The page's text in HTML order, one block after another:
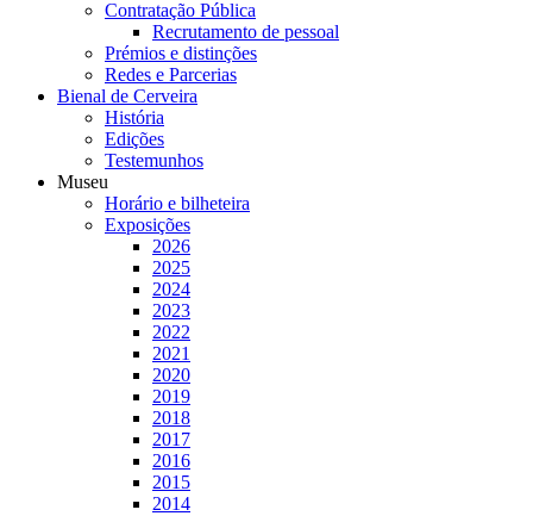
Contratação Pública
Recrutamento de pessoal
Prémios e distinções
Redes e Parcerias
Bienal de Cerveira
História
Edições
Testemunhos
Museu
Horário e bilheteira
Exposições
2026
2025
2024
2023
2022
2021
2020
2019
2018
2017
2016
2015
2014